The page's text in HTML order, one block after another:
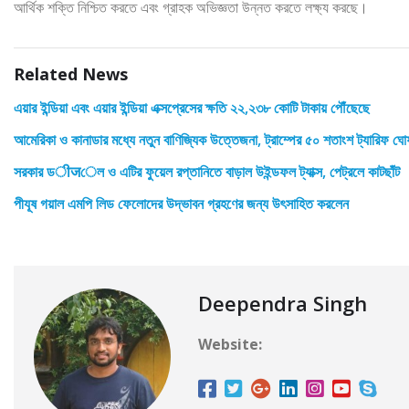
আর্থিক শক্তি নিশ্চিত করতে এবং গ্রাহক অভিজ্ঞতা উন্নত করতে লক্ষ্য করছে।
Related News
এয়ার ইন্ডিয়া এবং এয়ার ইন্ডিয়া এক্সপ্রেসের ক্ষতি ২২,২৩৮ কোটি টাকায় পৌঁছেছে
আমেরিকা ও কানাডার মধ্যে নতুন বাণিজ্যিক উত্তেজনা, ট্রাম্পের ৫০ শতাংশ ট্যারিফ
সরকার ডीजেল ও এটির ফুয়েল রপ্তানিতে বাড়াল উইন্ডফল ট্যাক্স, পেট্রলে কাটছাঁট
পীযূষ গয়াল এমপি লিড ফেলোদের উদ্ভাবন গ্রহণের জন্য উৎসাহিত করলেন
Deependra Singh
Website: